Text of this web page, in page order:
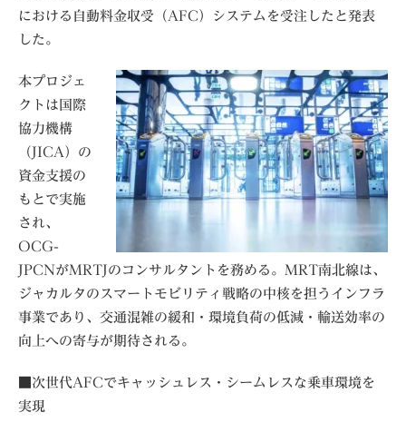
における自動料金収受（AFC）システムを受注したと発表
した。
本プロジェ
クトは国際
協力機構
（JICA）の
資金支援の
もとで実施
され、
OCG-
JPCNがMRTJのコンサルタントを務める。MRT南北線は、
ジャカルタのスマートモビリティ戦略の中核を担うインフラ
事業であり、交通混雑の緩和・環境負荷の低減・輸送効率の
向上への寄与が期待される。
■次世代AFCでキャッシュレス・シームレスな乗車環境を
実現